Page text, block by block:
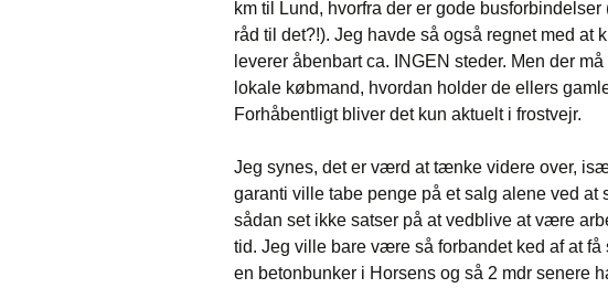
km til Lund, hvorfra der er gode
råd til det?!). Jeg havde så også regnet med at
leverer åbenbart ca. INGEN steder. Men der
lokale købmand, hvordan holder de ellers
Forhåbentligt bliver det kun aktuelt i frostvejr.
Jeg synes, det er værd at tænke videre over,
garanti ville tabe penge på et salg alene ved
sådan set ikke satser på at vedblive at være
tid. Jeg ville bare være så forbandet ked af at
en betonbunker i Horsens og så 2 mdr senere